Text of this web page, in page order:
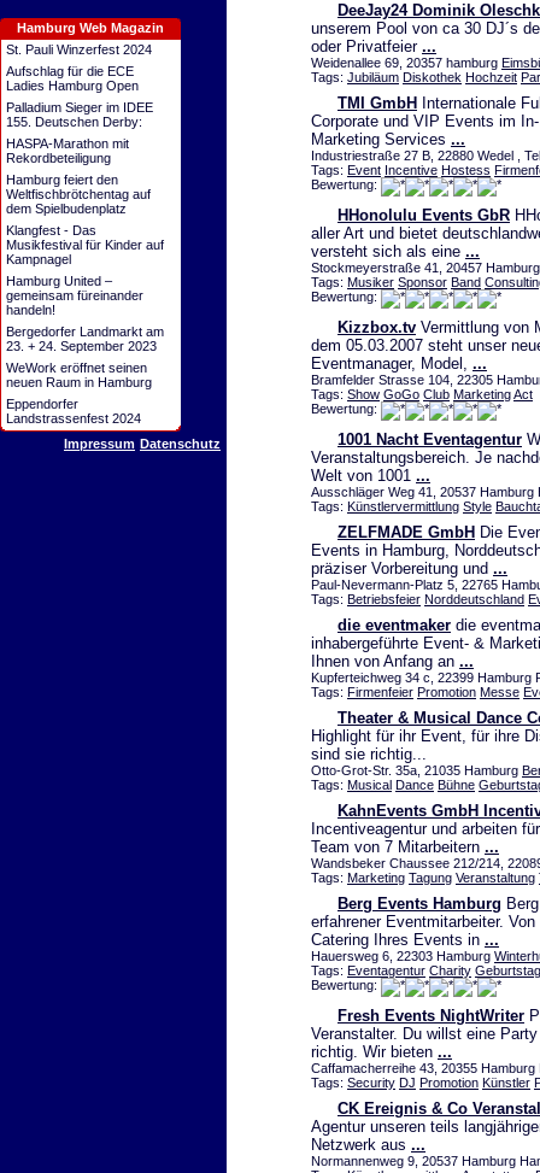
Hamburg Web Magazin
St. Pauli Winzerfest 2024
Aufschlag für die ECE
Ladies Hamburg Open
Palladium Sieger im IDEE
155. Deutschen Derby:
HASPA-Marathon mit
Rekordbeteiligung
Hamburg feiert den
Weltfischbrötchentag auf
dem Spielbudenplatz
Klangfest - Das
Musikfestival für Kinder auf
Kampnagel
Hamburg United –
gemeinsam füreinander
handeln!
Bergedorfer Landmarkt am
23. + 24. September 2023
WeWork eröffnet seinen
neuen Raum in Hamburg
Eppendorfer
Landstrassenfest 2024
Impressum Datenschutz
DeeJay24 Dominik
unserem Pool von ca 30 DJ´s
oder Privatfeier ...
Weidenallee 69, 20357 hamburg
Tags: Jubiläum Diskothek Hochzeit
TMI GmbH
Internationale
Corporate und VIP Events im
Marketing Services ...
Industriestraße 27 B, 22880 Wedel ,
Tags: Event Incentive Hostess
Bewertung:
HHonolulu Events GbR
aller Art und bietet
versteht sich als eine ...
Stockmeyerstraße 41, 20457
Tags: Musiker Sponsor Band
Bewertung:
Kizzbox.tv Vermittlung von
dem 05.03.2007 steht unser
Eventmanager, Model, ...
Bramfelder Strasse 104, 22305
Tags: Show GoGo Club MarketingAct
Bewertung:
1001 Nacht Eventagentur
Veranstaltungsbereich. Je
Welt von 1001 ...
Ausschläger Weg 41, 20537
Tags: Künstlervermittlung Style
ZELFMADE GmbH Die
Events in Hamburg,
präziser Vorbereitung und ...
Paul-Nevermann-Platz 5, 22765
Tags: Betriebsfeier Norddeutschland
die eventmaker die
inhabergeführte Event- &
Ihnen von Anfang an ...
Kupferteichweg 34 c, 22399 Hamburg
Tags: Firmenfeier Promotion Messe
Theater & Musical Dance
Highlight für ihr Event, für ihre
sind sie richtig...
Otto-Grot-Str. 35a, 21035 Hamburg
Tags: Musical Dance Bühne
KahnEvents GmbH
Incentiveagentur und arbeiten
Team von 7 Mitarbeitern ...
Wandsbeker Chaussee 212/214,
Tags: Marketing Tagung Veranstaltung
Berg Events Hamburg
erfahrener Eventmitarbeiter.
Catering Ihres Events in ...
Hauersweg 6, 22303 Hamburg
Tags: Eventagentur Charity Geburtstag
Bewertung:
Fresh Events NightWriter
Veranstalter. Du willst eine
richtig. Wir bieten ...
Caffamacherreihe 43, 20355
Tags: Security DJ Promotion Künstler
CK Ereignis & Co
Agentur unseren teils
Netzwerk aus ...
Normannenweg 9, 20537 Hamburg